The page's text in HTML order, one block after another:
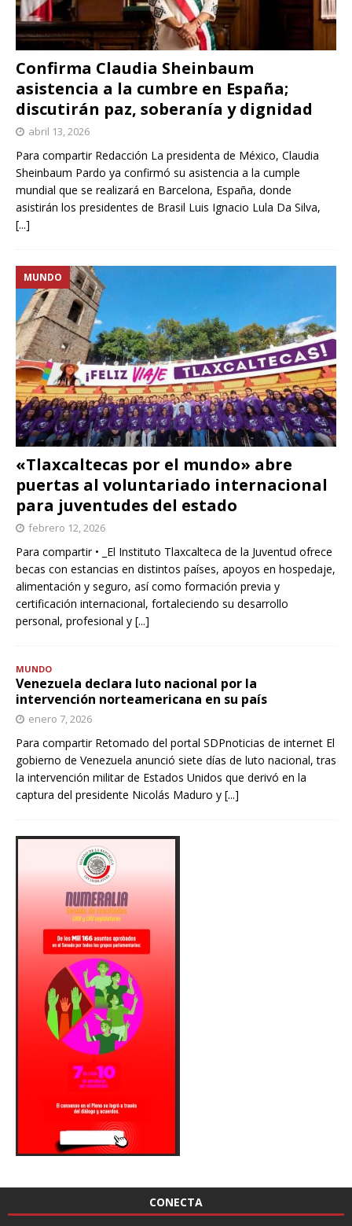
Confirma Claudia Sheinbaum
asistencia a la cumbre en España;
discutirán paz, soberanía y dignidad
abril 13, 2026
Para compartir Redacción La presidenta de México, Claudia
Sheinbaum Pardo ya confirmó su asistencia a la cumple
mundial que se realizará en Barcelona, España, donde
asistirán los presidentes de Brasil Luis Ignacio Lula Da Silva,
[...]
«Tlaxcaltecas por el mundo» abre
puertas al voluntariado internacional
para juventudes del estado
MUNDO
febrero 12, 2026
Para compartir • _El Instituto Tlaxcalteca de la Juventud ofrece
becas con estancias en distintos países, apoyos en hospedaje,
alimentación y seguro, así como formación previa y
certificación internacional, fortaleciendo su desarrollo
personal, profesional y [...]
MUNDO
Venezuela declara luto nacional por la
intervención norteamericana en su país
enero 7, 2026
Para compartir Retomado del portal SDPnoticias de internet El
gobierno de Venezuela anunció siete días de luto nacional, tras
la intervención militar de Estados Unidos que derivó en la
captura del presidente Nicolás Maduro y [...]
CONECTA